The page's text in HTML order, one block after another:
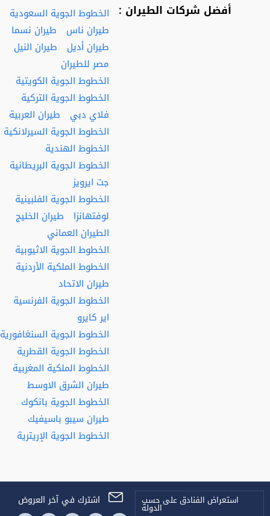
أفضل شركات الطيران :
الخطوط الجوية السعودية
طيران ناس
طيران نسما
طيران أديل
طيران النيل
مصر للطيران
الخطوط الجوية الكويتية
الخطوط الجوية التركية
فلاي دبي
طيران العربية
الخطوط الجوية السيرلانكية
الخطوط الهندية
الخطوط الجوية البريطانية
جت ايرويز
الخطوط الجوية الفلبينية
لوفتهانزا
طيران الخليج
الطيران العماني
الخطوط الجوية الاثيوبية
الخطوط الملكية الأردنية
طيران الاتحاد
الخطوط الجوية الفرنسية
اير كايرو
الخطوط الجوية السنغافورية
الخطوط الجوية القطرية
الخطوط الملكية المغربية
طيران الشرق الاوسط
الخطوط الجوية بانكوك
طيران سيبو باسيفيك
الخطوط الجوية الإريترية
اشترك في آخر العروض استعراض الفنادق على حسب
الدولة